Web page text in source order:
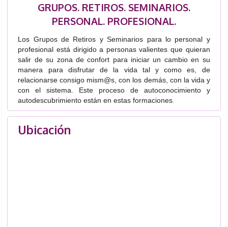
GRUPOS. RETIROS. SEMINARIOS.
PERSONAL. PROFESIONAL.
Los Grupos de Retiros y Seminarios para lo personal y
profesional está dirigido a personas valientes que quieran
salir de su zona de confort para iniciar un cambio en su
manera para disfrutar de la vida tal y como es, de
relacionarse consigo mism@s, con los demás, con la vida y
con el sistema. Este proceso de autoconocimiento y
autodescubrimiento están en estas formaciones
Ubicación